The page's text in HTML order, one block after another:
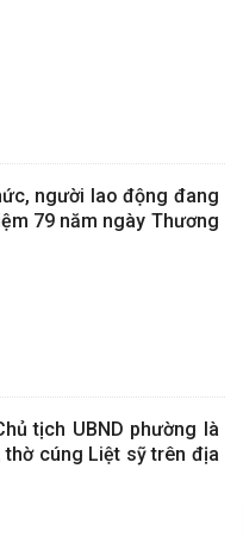
người lao động đang
79 năm ngày Thương
tịch UBND phường là
cúng Liệt sỹ trên địa